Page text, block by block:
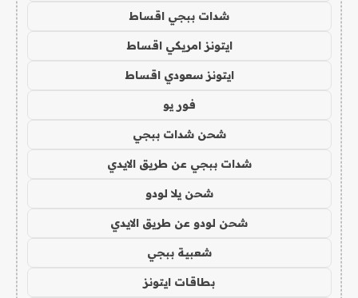
شدات ببجي اقساط
ايتونز امريكي اقساط
ايتونز سعودي اقساط
فور يو
شحن شدات ببجي
شدات ببجي عن طريق الايدي
شحن يلا لودو
شحن لودو عن طريق الايدي
شعبية ببجي
بطاقات ايتونز